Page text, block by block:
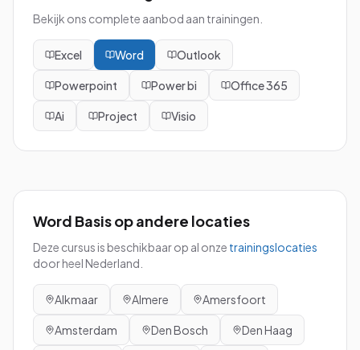
Bekijk ons complete aanbod aan trainingen.
Excel Word Outlook
Powerpoint Power bi Office 365
Ai Project Visio
Word Basisop andere locaties
Deze cursus is beschikbaar op al onze trainingslocaties
door heel Nederland.
Alkmaar Almere Amersfoort
Amsterdam Den Bosch Den Haag